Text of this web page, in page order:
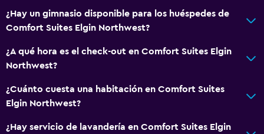
Zona de estar
Sofá
Teléfono
Espacio de almacenamiento
¿Hay un gimnasio disponible para los huéspedes de
Comfort Suites Elgin Northwest?
¿A qué hora es el check-out en Comfort Suites Elgin
Northwest?
¿Cuánto cuesta una habitación en Comfort Suites
Elgin Northwest?
¿Hay servicio de lavandería en Comfort Suites Elgin